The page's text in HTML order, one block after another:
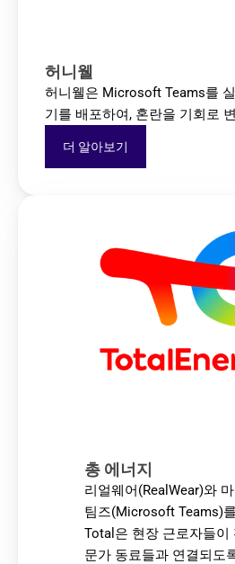
허니웰
허니웰은 Microsoft Teams를
기를 배포하여, 혼란을 기회로
더 알아보기
총 에너지
리얼웨어(RealWear)와
팀즈(Microsoft Teams)
Total은 현장 근로자들이
문가 동료들과 연결되도